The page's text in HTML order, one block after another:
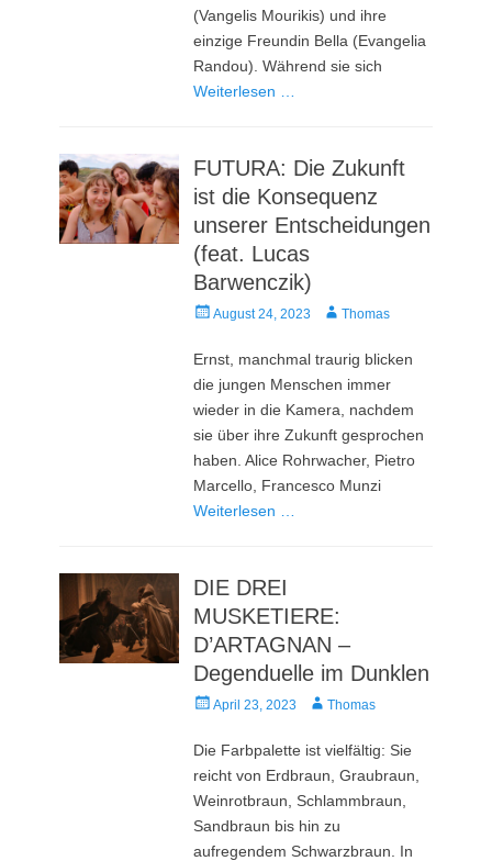
(Vangelis Mourikis) und ihre
einzige Freundin Bella (Evangelia
Randou). Während sie sich
Weiterlesen …
FUTURA: Die Zukunft
ist die Konsequenz
unserer Entscheidungen
(feat. Lucas
Barwenczik)
Veröffentlicht
August 24, 2023 AutorThomas
Ernst, manchmal traurig blicken
die jungen Menschen immer
wieder in die Kamera, nachdem
sie über ihre Zukunft gesprochen
haben. Alice Rohrwacher, Pietro
Marcello, Francesco Munzi
Weiterlesen …
DIE DREI
MUSKETIERE:
D’ARTAGNAN –
Degenduelle im Dunklen
Veröffentlicht
April 23, 2023 AutorThomas
Die Farbpalette ist vielfältig: Sie
reicht von Erdbraun, Graubraun,
Weinrotbraun, Schlammbraun,
Sandbraun bis hin zu
aufregendem Schwarzbraun. In